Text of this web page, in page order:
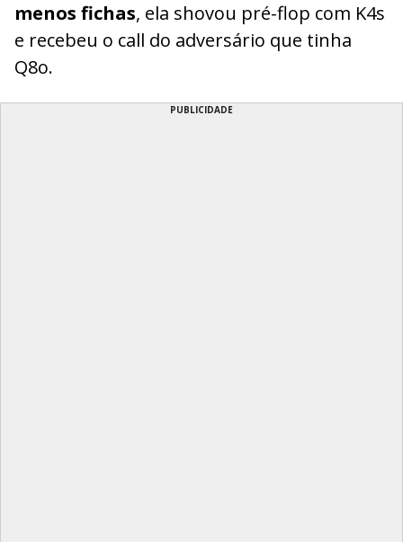
menos fichas, ela shovou pré-flop com K4s
e recebeu o call do adversário que tinha
Q8o.
PUBLICIDADE